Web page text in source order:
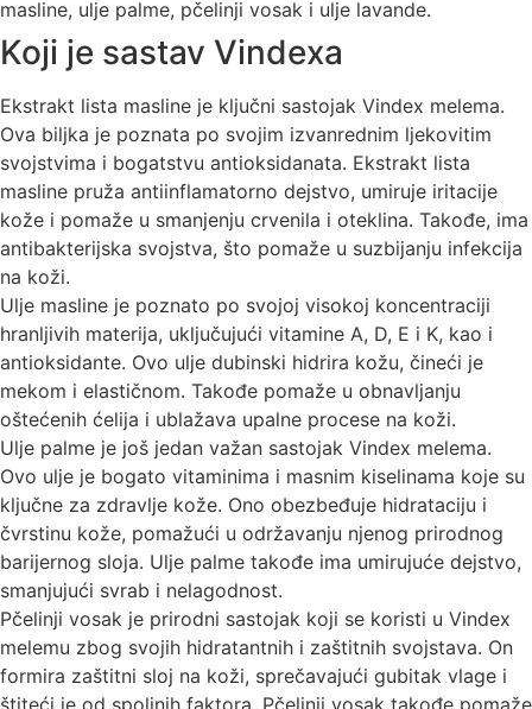
masline, ulje palme, pčelinji vosak i ulje lavande.
Koji je sastav Vindexa
Ekstrakt lista masline je ključni sastojak Vindex melema.
Ova biljka je poznata po svojim izvanrednim ljekovitim
svojstvima i bogatstvu antioksidanata. Ekstrakt lista
masline pruža antiinflamatorno dejstvo, umiruje iritacije
kože i pomaže u smanjenju crvenila i oteklina. Takođe, ima
antibakterijska svojstva, što pomaže u suzbijanju infekcija
na koži.
Ulje masline je poznato po svojoj visokoj koncentraciji
hranljivih materija, uključujući vitamine A, D, E i K, kao i
antioksidante. Ovo ulje dubinski hidrira kožu, čineći je
mekom i elastičnom. Takođe pomaže u obnavljanju
oštećenih ćelija i ublažava upalne procese na koži.
Ulje palme je još jedan važan sastojak Vindex melema.
Ovo ulje je bogato vitaminima i masnim kiselinama koje su
ključne za zdravlje kože. Ono obezbeđuje hidrataciju i
čvrstinu kože, pomažući u održavanju njenog prirodnog
barijernog sloja. Ulje palme takođe ima umirujuće dejstvo,
smanjujući svrab i nelagodnost.
Pčelinji vosak je prirodni sastojak koji se koristi u Vindex
melemu zbog svojih hidratantnih i zaštitnih svojstava. On
formira zaštitni sloj na koži, sprečavajući gubitak vlage i